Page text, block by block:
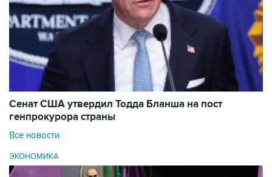
Сенат США утвердил Тодда Бланша на пост
генпрокурора страны
Все новости
ЭКОНОМИКА